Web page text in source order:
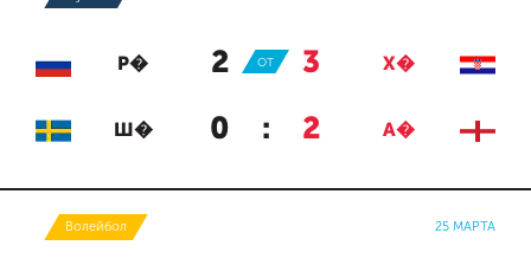
Р� 2 : 3 Х�
ОТ
Ш� 0 : 2 А�
Волейбол 25 МАРТА